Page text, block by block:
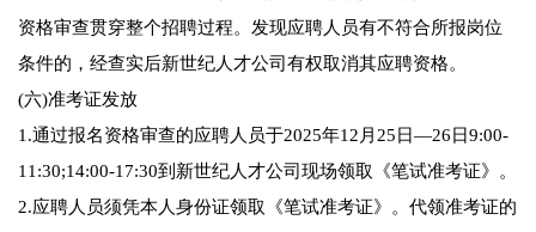
资格审查贯穿整个招聘过程。发现应聘人员有不符合所报岗位
条件的，经查实后新世纪人才公司有权取消其应聘资格。
(六)准考证发放
1.通过报名资格审查的应聘人员于2025年12月25日—26日9:00-
11:30;14:00-17:30到新世纪人才公司现场领取《笔试准考证》。
2.应聘人员须凭本人身份证领取《笔试准考证》。代领准考证的